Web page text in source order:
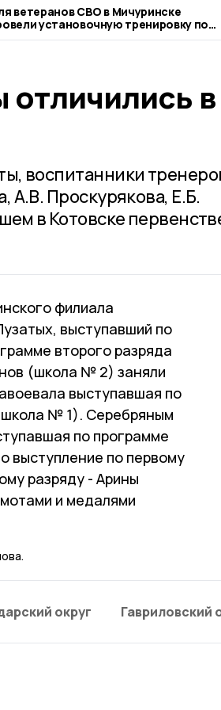
ветеранов СВО в Мичуринске
установочную тренировку по
хоккею
в
воспитанники
Проскурякова, Е.Б.
в Котовске
филиала
выступавший по
второго разряда
(школа № 2) заняли
выступавшая по
№ 1). Серебряным
по программе
выступление по первому
разряду - Арины
и медалями
округ Гавриловский